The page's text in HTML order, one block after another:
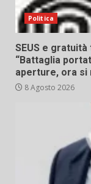
Politica
SEUS e
“Battaglia
aperture, ora si
8 Agosto 2026